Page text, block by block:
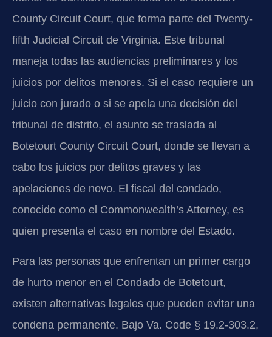
County Circuit Court, que forma parte del Twenty-
fifth Judicial Circuit de Virginia. Este tribunal
maneja todas las audiencias preliminares y los
juicios por delitos menores. Si el caso requiere un
juicio con jurado o si se apela una decisión del
tribunal de distrito, el asunto se traslada al
Botetourt County Circuit Court, donde se llevan a
cabo los juicios por delitos graves y las
apelaciones de novo. El fiscal del condado,
conocido como el Commonwealth’s Attorney, es
quien presenta el caso en nombre del Estado.
Para las personas que enfrentan un primer cargo
de hurto menor en el Condado de Botetourt,
existen alternativas legales que pueden evitar una
condena permanente. Bajo Va. Code § 19.2-303.2,